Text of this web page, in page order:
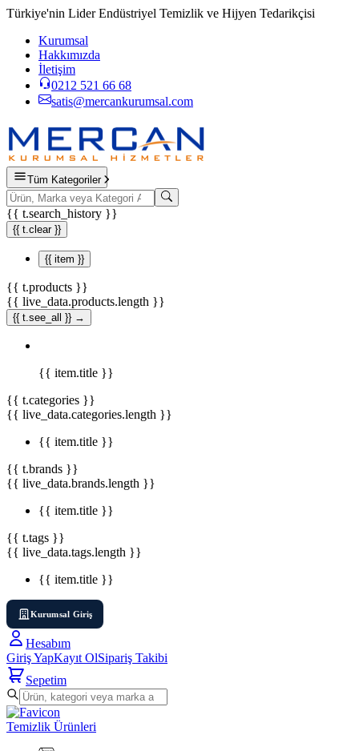
Türkiye'nin Lider Endüstriyel Temizlik ve Hijyen Tedarikçisi
Kurumsal
Hakkımızda
İletişim
0212 521 66 68
satis@mercankurumsal.com
Tüm Kategoriler
{{ t.search_history }}
{{ t.clear }}
{{ item }}
{{ t.products }}
{{ live_data.products.length }}
{{ t.see_all }} →
{{ item.title }}
{{ t.categories }}
{{ live_data.categories.length }}
{{ item.title }}
{{ t.brands }}
{{ live_data.brands.length }}
{{ item.title }}
{{ t.tags }}
{{ live_data.tags.length }}
{{ item.title }}
Kurumsal Giriş
Hesabım
Giriş YapKayıt OlSipariş Takibi
Sepetim
Temizlik Ürünleri